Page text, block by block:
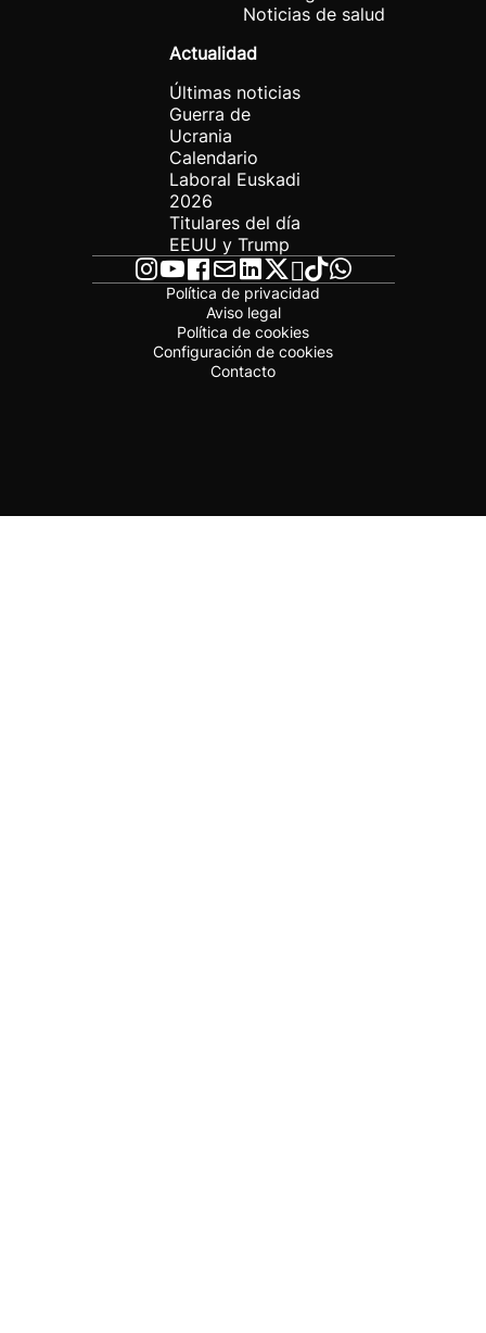
Noticias de salud
Actualidad
Últimas noticias
Guerra de
Ucrania
Calendario
Laboral Euskadi
2026
Titulares del día
EEUU y Trump
Política de privacidad
Aviso legal
Política de cookies
Configuración de cookies
Contacto